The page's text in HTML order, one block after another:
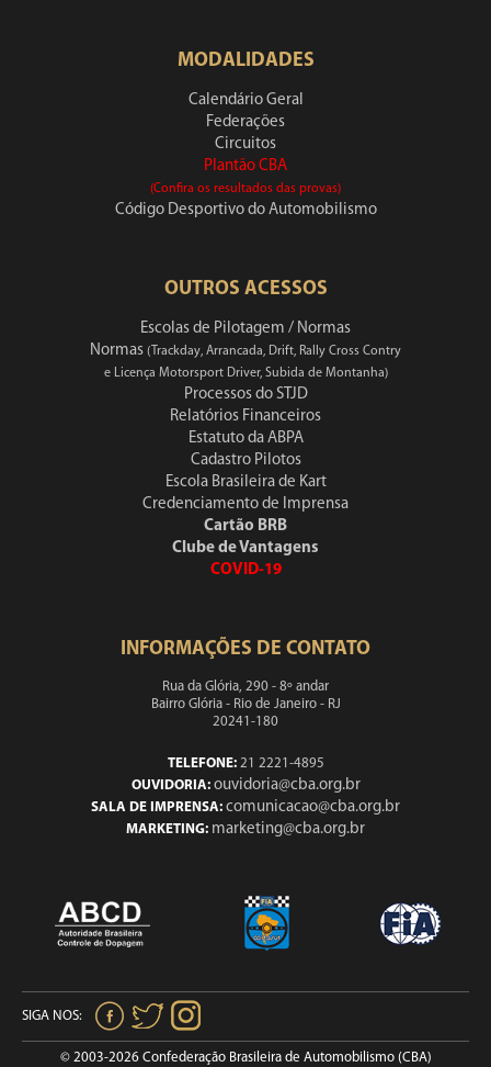
MODALIDADES
Calendário Geral
Federações
Circuitos
Plantão CBA
(Confira os resultados das provas)
Código Desportivo do Automobilismo
OUTROS ACESSOS
Escolas de Pilotagem / Normas
Normas (Trackday, Arrancada, Drift, Rally Cross Contry
e Licença Motorsport Driver, Subida de Montanha)
Processos do STJD
Relatórios Financeiros
Estatuto da ABPA
Cadastro Pilotos
Escola Brasileira de Kart
Credenciamento de Imprensa
Cartão BRB
Clube de Vantagens
COVID-19
INFORMAÇÕES DE CONTATO
Rua da Glória, 290 - 8º andar
Bairro Glória - Rio de Janeiro - RJ
20241-180
TELEFONE:21 2221-4895
OUVIDORIA: ouvidoria@cba.org.br
SALA DE IMPRENSA: comunicacao@cba.org.br
MARKETING: marketing@cba.org.br
SIGA NOS:
© 2003-2026 Confederação Brasileira de Automobilismo (CBA)